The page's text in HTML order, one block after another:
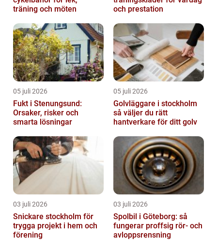
träning och möten
och prestation
05 juli 2026
Fukt i Stenungsund:
Orsaker, risker och
smarta lösningar
05 juli 2026
Golvläggare i stockholm
så väljer du rätt
hantverkare för ditt golv
03 juli 2026
Snickare stockholm för
trygga projekt i hem och
förening
03 juli 2026
Spolbil i Göteborg: så
fungerar proffsig rör- och
avloppsrensning